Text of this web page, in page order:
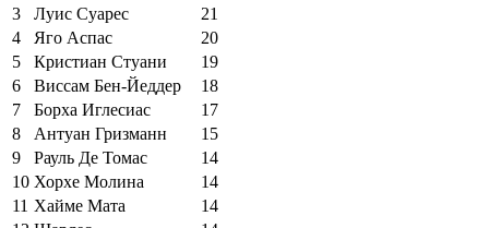
3
Луис Суарес
21
4
Яго Аспас
20
5
Кристиан Стуани
19
6
Виссам Бен-Йеддер
18
7
Борха Иглесиас
17
8
Антуан Гризманн
15
9
Рауль Де Томас
14
10 Хорхе Молина
14
11 Хайме Мата
14